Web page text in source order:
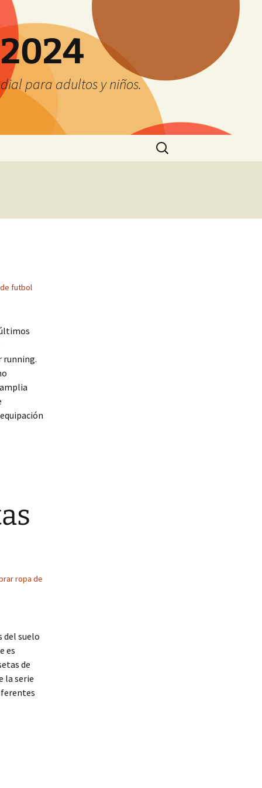
para adultos y niños.
Buscar:
futbol
running.
ropa de
del suelo
es
de
la serie